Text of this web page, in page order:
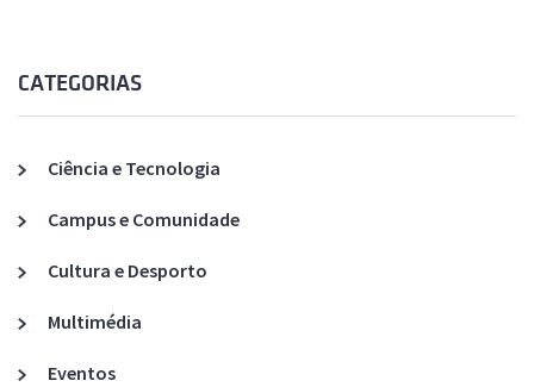
CATEGORIAS
Ciência e Tecnologia
Campus e Comunidade
Cultura e Desporto
Multimédia
Eventos